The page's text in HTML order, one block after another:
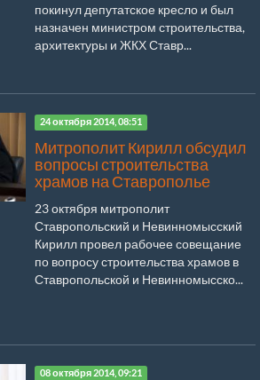
покинул депутатское кресло и был
назначен министром строительства,
архитектуры и ЖКХ Ставр...
24 октября 2014, 08:51
Митрополит Кирилл обсудил
вопросы строительства
храмов на Ставрополье
23 октября митрополит
Ставропольский и Невинномысский
Кирилл провел рабочее совещание
по вопросу строительства храмов в
Ставропольской и Невинномысско...
08 октября 2014, 09:21